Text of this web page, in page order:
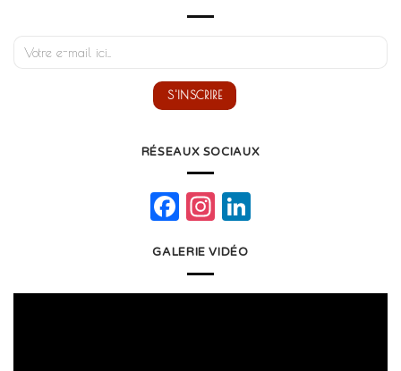
RÉSEAUX SOCIAUX
Facebook
Instagram
GALERIE VIDÉO